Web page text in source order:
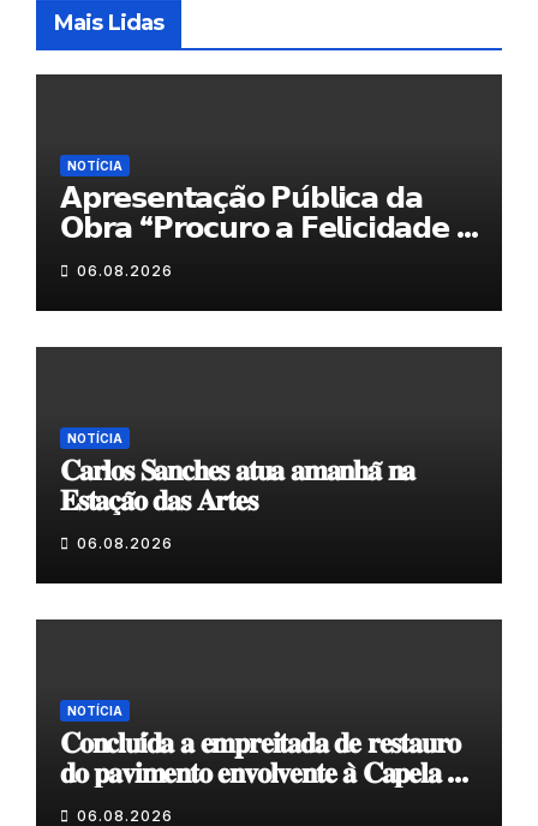
Mais Lidas
NOTÍCIA
𝗔𝗽𝗿𝗲𝘀𝗲𝗻𝘁𝗮𝗰̧𝗮̃𝗼 𝗣𝘂́𝗯𝗹𝗶𝗰𝗮 𝗱𝗮
𝗢𝗯𝗿𝗮 “𝗣𝗿𝗼𝗰𝘂𝗿𝗼 𝗮 𝗙𝗲𝗹𝗶𝗰𝗶𝗱𝗮𝗱𝗲 𝗲
𝗲𝗹𝗮 𝗺𝗼𝗿𝗮 𝗰𝗼𝗺𝗶𝗴𝗼”
06.08.2026
NOTÍCIA
𝐂𝐚𝐫𝐥𝐨𝐬 𝐒𝐚𝐧𝐜𝐡𝐞𝐬 𝐚𝐭𝐮𝐚 𝐚𝐦𝐚𝐧𝐡𝐚̃ 𝐧𝐚
𝐄𝐬𝐭𝐚𝐜̧𝐚̃𝐨 𝐝𝐚𝐬 𝐀𝐫𝐭𝐞𝐬
06.08.2026
NOTÍCIA
𝐂𝐨𝐧𝐜𝐥𝐮𝐢́𝐝𝐚 𝐚 𝐞𝐦𝐩𝐫𝐞𝐢𝐭𝐚𝐝𝐚 𝐝𝐞 𝐫𝐞𝐬𝐭𝐚𝐮𝐫𝐨
𝐝𝐨 𝐩𝐚𝐯𝐢𝐦𝐞𝐧𝐭𝐨 𝐞𝐧𝐯𝐨𝐥𝐯𝐞𝐧𝐭𝐞 𝐚̀ 𝐂𝐚𝐩𝐞𝐥𝐚 𝐝𝐞
𝐂𝐨𝐯𝐚𝐬
06.08.2026